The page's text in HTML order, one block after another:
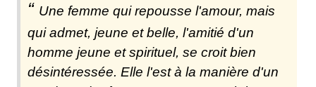
Une femme qui repousse l'amour, mais
qui admet, jeune et belle, l'amitié d'un
homme jeune et spirituel, se croit bien
désintéressée. Elle l'est à la manière d'un